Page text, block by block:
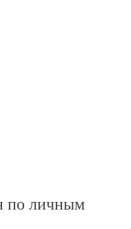
по личным